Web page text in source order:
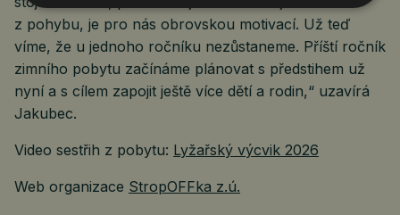
z pohybu, je pro nás obrovskou motivací. Už teď
víme, že u jednoho ročníku nezůstaneme. Příští ročník
zimního pobytu začínáme plánovat s předstihem už
nyní a s cílem zapojit ještě více dětí a rodin,“ uzavírá
Jakubec.
Video sestřih z pobytu: Lyžařský výcvik 2026
Web organizace StropOFFka z.ú.